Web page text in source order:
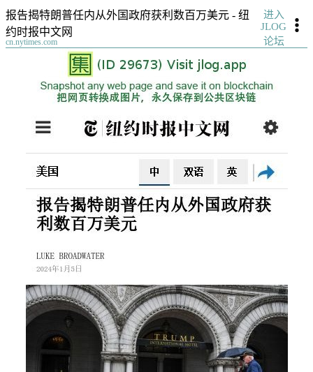
报告揭特朗普任内从外国政府获利数百万美元 - 纽
约时报中文网
cn.nytimes.com
进入
JLOG
论坛